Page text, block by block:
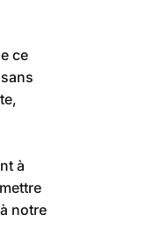
ce
à
notre